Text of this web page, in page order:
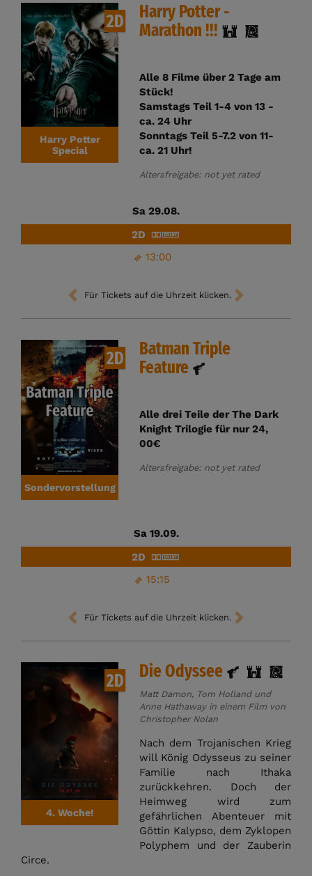
2D
Harry Potter
Special
Harry Potter -
Marathon !!!
Alle 8 Filme über 2 Tage am
Stück!
Samstags Teil 1-4 von 13 -
ca. 24 Uhr
Sonntags Teil 5-7.2 von 11-
ca. 21 Uhr!
Altersfreigabe: not yet rated
Sa 29.08.
13:00
2D
Für Tickets auf die Uhrzeit klicken.
2D
Sondervorstellung
Batman Triple
Feature
Alle drei Teile der The Dark
Knight Trilogie für nur 24,
00€
Altersfreigabe: not yet rated
Sa 19.09.
15:15
2D
Für Tickets auf die Uhrzeit klicken.
2D
4. Woche!
Die Odyssee
Matt Damon, Tom Holland und
Anne Hathaway in einem Film von
Christopher Nolan
Nach dem Trojanischen Krieg
will König Odysseus zu seiner
Familie nach Ithaka
zurückkehren. Doch der
Heimweg wird zum
gefährlichen Abenteuer mit
Göttin Kalypso, dem Zyklopen
Polyphem und der Zauberin
Circe.